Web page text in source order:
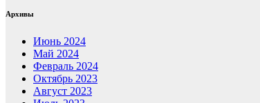
Архивы
Июнь 2024
Май 2024
Февраль 2024
Октябрь 2023
Август 2023